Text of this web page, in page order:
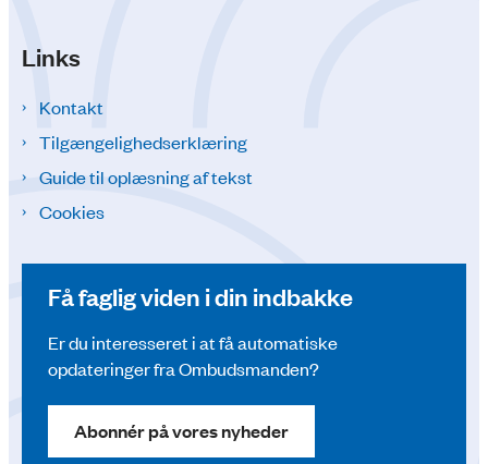
Links
Kontakt
Tilgængelighedserklæring
Guide til oplæsning af tekst
Cookies
Få faglig viden i din indbakke
Er du interesseret i at få automatiske
opdateringer fra Ombudsmanden?
Abonnér på vores nyheder